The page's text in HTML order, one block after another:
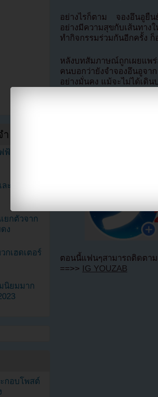
อย่างไรก็ตาม จองอึนอูยืน
อย่างมีความสุขกับเส้นทาง
ทำกิจกรรมร่วมกันอีกครั้ง ก็
หลังบทสัมภาษณ์ถูกเผยแพร่
คนบอกว่ายังจำจองอึนอูจ
อย่างมั่นคง แม้จะไม่ได้เดิน
หากไม่ต้องการพลาดข่าว
เลือกเห็นโพสต์ก่
ตอนนี้แฟนๆสามารถติดตา
==>>
IG YOUZAB
สัปดาห์
าในวิดีโอ
ะมินะ
ยกตัวจาก
ง
กเฮดเตอร์
นิยมมาก
กอบโพสต์